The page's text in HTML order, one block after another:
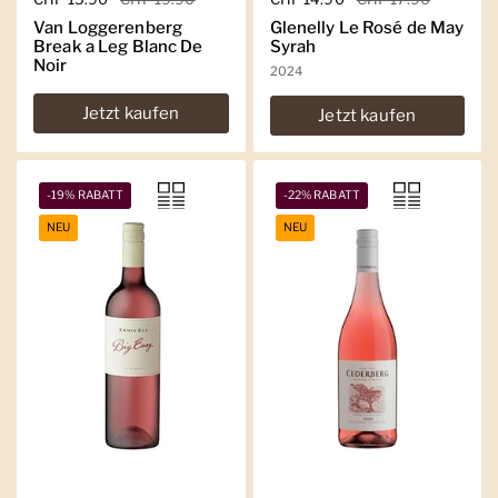
Van Loggerenberg
Break a Leg Blanc De
Noir
Jetzt kaufen
Glenelly Le Rosé de May
Syrah
2024
Jetzt kaufen
-19% RABATT
NEU
-22% RABATT
NEU